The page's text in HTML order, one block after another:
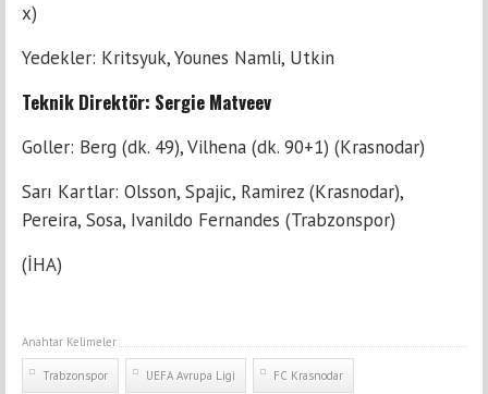
x)
Yedekler: Kritsyuk, Younes Namli, Utkin
Teknik Direktör: Sergie Matveev
Goller: Berg (dk. 49), Vilhena (dk. 90+1) (Krasnodar)
Sarı Kartlar: Olsson, Spajic, Ramirez (Krasnodar),
Pereira, Sosa, Ivanildo Fernandes (Trabzonspor)
(İHA)
Anahtar Kelimeler
Trabzonspor UEFA Avrupa Ligi FC Krasnodar